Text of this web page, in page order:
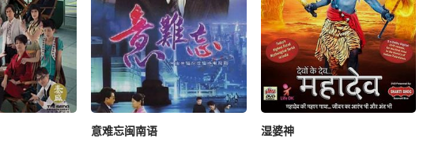
意难忘闽南语
湿婆神